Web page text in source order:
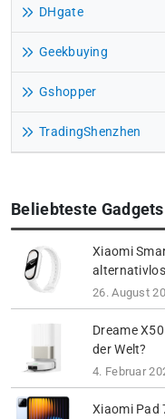
DHgate
Geekbuying
Gshopper
TradingShenzhen
Beliebteste Gadgets
Xiaomi
26. August
Dreame
der Welt?
4. Februar
Xiaomi Pad